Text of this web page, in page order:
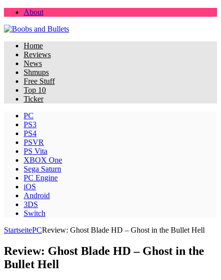
About
Home
Reviews
News
Shmups
Free Stuff
Top 10
Ticker
PC
PS3
PS4
PSVR
PS Vita
XBOX One
Sega Saturn
PC Engine
iOS
Android
3DS
Switch
StartseitePCReview: Ghost Blade HD – Ghost in the Bullet Hell
Review: Ghost Blade HD – Ghost in the
Bullet Hell